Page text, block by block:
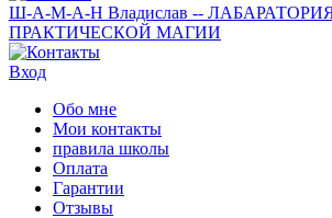
Ш-А-М-А-Н Владислав --
ПРАКТИЧЕСКОЙ МАГИИ
Вход
Обо мне
Мои контакты
правила школы
Оплата
Гарантии
Отзывы